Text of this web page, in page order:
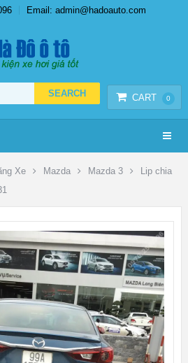
Email: admin@hadoauto.com
CART 0
Xe Mazda Mazda 3
Lip chia